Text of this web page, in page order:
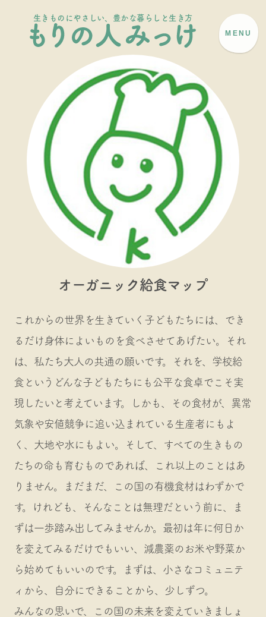
生きものにやさしい、豊かな暮らしと生き方
MENU
オーガニック給食マップ
これからの世界を生きていく子どもたちには、でき
るだけ身体によいものを食べさせてあげたい。それ
は、私たち大人の共通の願いです。それを、学校給
食というどんな子どもたちにも公平な食卓でこそ実
現したいと考えています。しかも、その食材が、異常
気象や安値競争に追い込まれている生産者にもよ
く、大地や水にもよい。そして、すべての生きもの
たちの命も育むものであれば、これ以上のことはあ
りません。まだまだ、この国の有機食材はわずかで
す。けれども、そんなことは無理だという前に、ま
ずは一歩踏み出してみませんか。最初は年に何日か
を変えてみるだけでもいい、減農薬のお米や野菜か
ら始めてもいいのです。まずは、小さなコミュニテ
ィから、自分にできることから、少しずつ。
みんなの思いで、この国の未来を変えていきましょ